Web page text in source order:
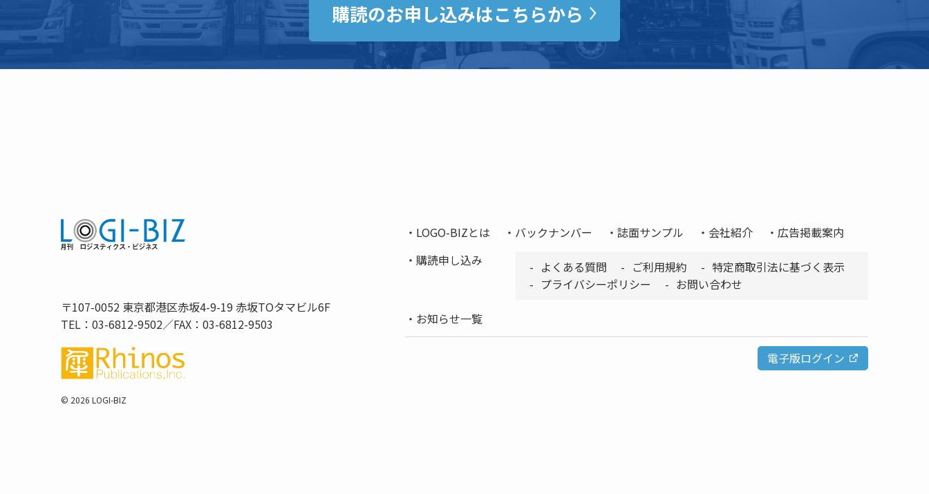
購読のお申し込みはこちらから
〒107-0052 東京都港区赤坂4-9-19 赤坂TOタマビル6F
TEL：03-6812-9502／FAX：03-6812-9503
© 2026 LOGI-BIZ
LOGO-BIZとは バックナンバー 誌面サンプル 会社紹介
広告掲載案内
購読申し込み
よくある質問 ご利用規約
特定商取引法に基づく表示
プライバシーポリシー
お問い合わせ
お知らせ一覧
電子版ログイン